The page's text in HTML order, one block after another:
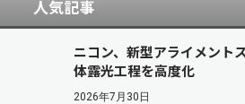
人気記事
ニコン、新型アライメン
体露光工程を高度化
2026年7月30日